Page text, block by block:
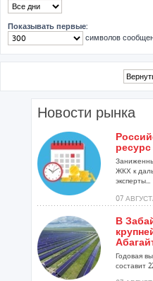
Показывать первые:
символов
Новости рынка
ЖКХ к
эксперты...
07
В
Годовая
составит